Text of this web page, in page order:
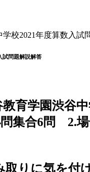
校2021年度算数入試
試問題解説解答
教育学園渋谷
問集合6問 2.
取りに気を付